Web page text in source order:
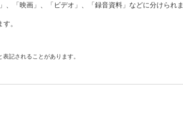
、「映画」、「ビデオ」、「録音資料」などに分けられま
。
記されることがあります。